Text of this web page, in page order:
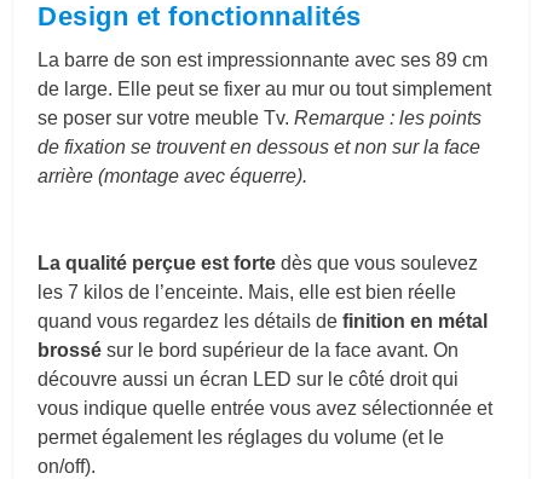
Design et fonctionnalités
La barre de son est impressionnante avec ses 89 cm
de large. Elle peut se fixer au mur ou tout simplement
se poser sur votre meuble Tv.Remarque : les points
de fixation se trouvent en dessous et non sur la face
arrière (montage avec équerre).
La qualité perçue est forte dès que vous soulevez
les 7 kilos de l’enceinte. Mais, elle est bien réelle
quand vous regardez les détails de finition en métal
brossé sur le bord supérieur de la face avant. On
découvre aussi un écran LED sur le côté droit qui
vous indique quelle entrée vous avez sélectionnée et
permet également les réglages du volume (et le
on/off).